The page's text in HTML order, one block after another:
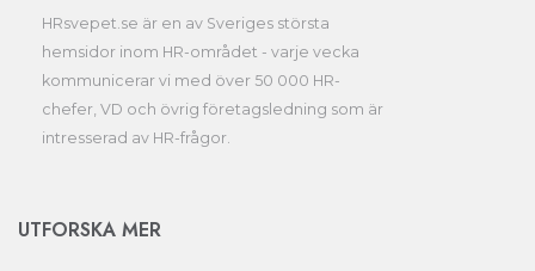
HRsvepet.se är en av Sveriges största
hemsidor inom HR-området - varje vecka
kommunicerar vi med över 50 000 HR-
chefer, VD och övrig företagsledning som är
intresserad av HR-frågor.
UTFORSKA MER